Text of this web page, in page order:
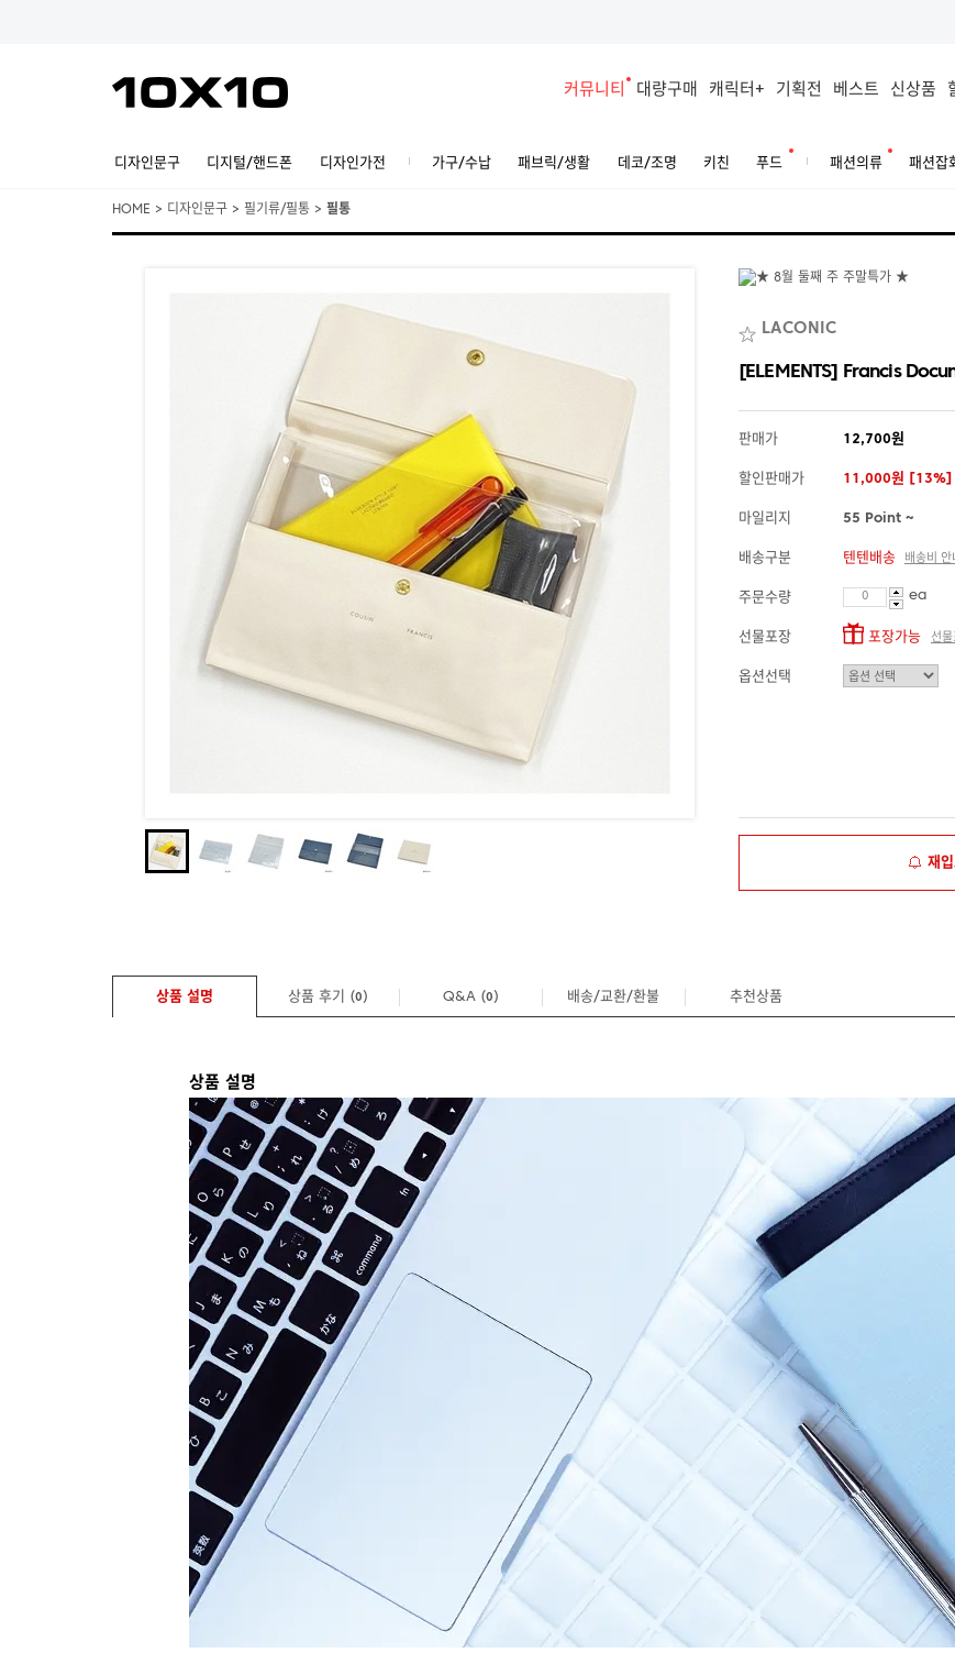
커뮤니티 대량구매 캐릭터+ 기획전 베스트 신상품
디자인문구 디지털/핸드폰 디자인가전 가구/수납 패브릭/생활 데코/조명 키친 푸드 패션의류 패션잡
HOME > 디자인문구 > 필기류/필통 > 필통
LACONIC
[ELEMENTS] Francis
판매가 12,700원
할인판매가 11,000원 [13%]
마일리지 55 Point ~
배송구분 텐텐배송 배송비 안
주문수량 ea
선물포장 포장가능 선물
옵션선택
재
상품 설명 상품 후기 (0) Q&A (0) 배송/교환/환불 추천상품
상품 설명